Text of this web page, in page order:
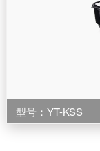
型号：YT-KSS